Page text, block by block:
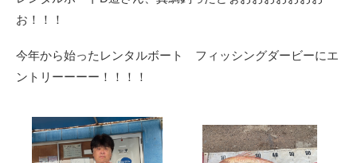
お！！！
今年から始ったレンタルボート フィッシングダービーにエ
ントリーーーー！！！！